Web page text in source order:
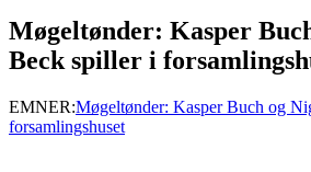
Møgeltønder: Kasper
Beck spiller i
EMNER:Møgeltønder: Kasper Buch og
forsamlingshuset